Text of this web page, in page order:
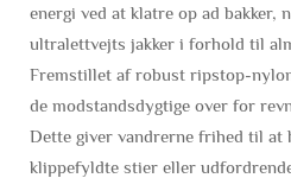
energi ved at klatre op ad bakker,
ultralettvejts jakker i forhold til
Fremstillet af robust ripstop-
de modstandsdygtige over for
Dette giver vandrerne frihed til at
klippefyldte stier eller